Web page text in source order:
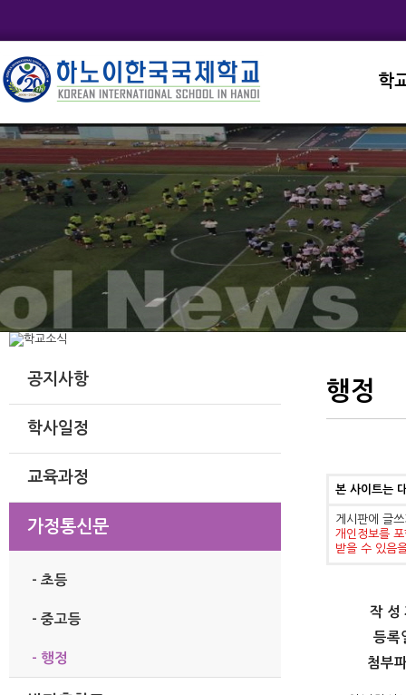
학
학
학
학
공지사항
학사일정
교육과정
가정통신문
- 초등
- 중고등
- 행정
행정
본 사이트는
게시판에 글
개인정보를
받을 수 있음
작 성
등록
첨부